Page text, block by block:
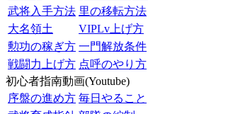
武将入手方法 里の移転方法
大名領土
VIPLv上げ方
勲功の稼ぎ方 一門解放条件
戦闘力上げ方 点呼のやり方
初心者指南動画(Youtube)
序盤の進め方 毎日やること